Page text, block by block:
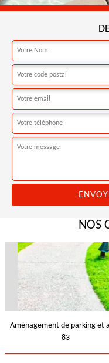
NOS
Aménagement de parking et
83